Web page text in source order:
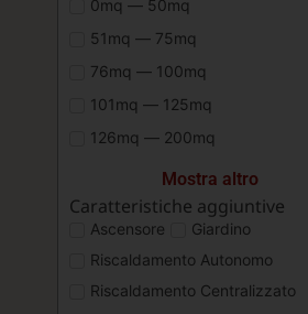
0mq — 50mq
51mq — 75mq
76mq — 100mq
101mq — 125mq
126mq — 200mq
Mostra altro
Caratteristiche aggiuntive
Ascensore
Giardino
Riscaldamento Autonomo
Riscaldamento Centralizzato